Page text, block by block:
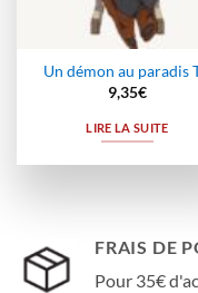
Un démon au paradis
9,35€
LIRE LA SUITE
FRAIS DE
Pour 35€